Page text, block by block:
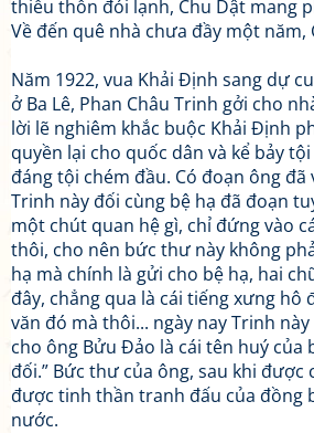
thiếu thốn đói lạnh, Chu Dật mang
Về đến quê nhà chưa đầy một năm,
Năm 1922, vua Khải Định sang dự
ở Ba Lê, Phan Châu Trinh gởi cho
lời lẽ nghiêm khắc buộc Khải Định
quyền lại cho quốc dân và kể bảy
đáng tội chém đầu. Có đoạn ông đã
Trinh này đối cùng bệ hạ đã đoạn
một chút quan hệ gì, chỉ đứng vào
thôi, cho nên bức thư này không
hạ mà chính là gửi cho bệ hạ, hai
đây, chẳng qua là cái tiếng xưng hô
văn đó mà thôi... ngày nay Trinh
cho ông Bửu Đảo là cái tên huý của
đối.” Bức thư của ông, sau khi được
được tinh thần tranh đấu của đồng
nước.